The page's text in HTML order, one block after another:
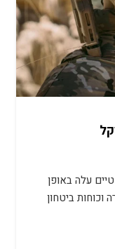
עלה באופן
ביטחון